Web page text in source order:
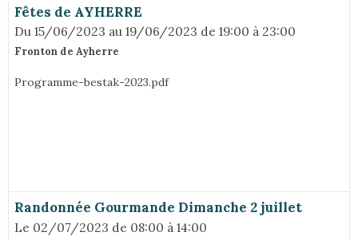
Fêtes de AYHERRE
Du 15/06/2023 au 19/06/2023 de 19:00 à 23:00
Fronton de Ayherre
Programme-bestak-2023.pdf
Randonnée Gourmande Dimanche 2 juillet
Le 02/07/2023 de 08:00 à 14:00